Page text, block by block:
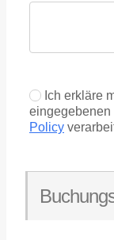
Ich erkläre
eingegebenen
Policy